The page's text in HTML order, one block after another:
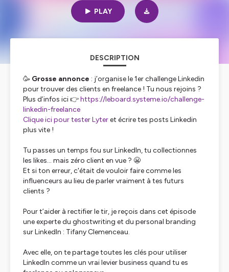
PLAY
DESCRIPTION
🥳 Grosse annonce : j’organise le 1er challenge Linkedin
pour trouver des clients en freelance ! Tu nous rejoins ?
Plus d’infos ici 👉https://leboard.systeme.io/challenge-
linkedin-freelance
Clique ici pour tester Lyteret écrire tes posts Linkedin
plus vite !
Tu passes un temps fou sur LinkedIn, tu collectionnes
les likes... mais zéro client en vue ? 😬
Et si ton erreur, c'était de vouloir faire comme les
influenceurs au lieu de parler vraiment à tes futurs
clients ?
Pour t’aider à rectifier le tir, je reçois dans cet épisode
une experte du ghostwriting et du personal branding
sur LinkedIn : Tifany Clemenceau.
Avec elle, on te partage toutes les clés pour utiliser
LinkedIn comme un vrai levier business quand tu es